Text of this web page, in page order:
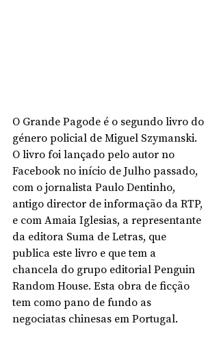
O Grande Pagode é o segundo livro do
género policial de Miguel Szymanski.
O livro foi lançado pelo autor no
Facebook no início de Julho passado,
com o jornalista Paulo Dentinho,
antigo director de informação da RTP,
e com Amaia Iglesias, a representante
da editora Suma de Letras, que
publica este livro e que tem a
chancela do grupo editorial Penguin
Random House. Esta obra de ficção
tem como pano de fundo as
negociatas chinesas em Portugal.